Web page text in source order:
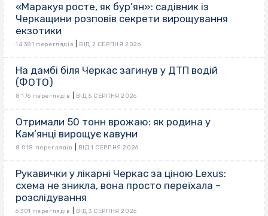
«Маракуя росте, як бур’ян»: садівник із
Черкащини розповів секрети вирощування
екзотики
14 381 переглядів ВІД 2 СЕРПНЯ 2026
На дамбі біля Черкас загинув у ДТП водій
(ФОТО)
8 176 переглядів ВІД 5 СЕРПНЯ 2026
Отримали 50 тонн врожаю: як родина у
Кам’янці вирощує кавуни
8 018 переглядів ВІД 1 СЕРПНЯ 2026
Рукавички у лікарні Черкас за ціною Lexus:
схема не зникла, вона просто переїхала –
розслідування
6 301 переглядів ВІД 3 СЕРПНЯ 2026